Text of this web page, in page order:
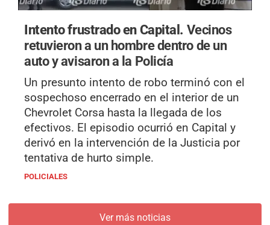
Intento frustrado en Capital. Vecinos
retuvieron a un hombre dentro de un
auto y avisaron a la Policía
Un presunto intento de robo terminó con el
sospechoso encerrado en el interior de un
Chevrolet Corsa hasta la llegada de los
efectivos. El episodio ocurrió en Capital y
derivó en la intervención de la Justicia por
tentativa de hurto simple.
POLICIALES
Ver más noticias